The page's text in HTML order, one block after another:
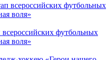
футбольных
воля»